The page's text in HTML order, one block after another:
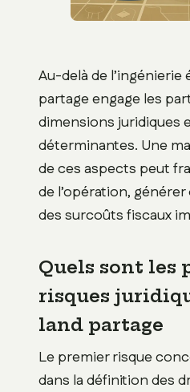
Au-delà de
partage engage les
dimensions juridiques
déterminantes. Une
de ces aspects peut
de l’opération,
des surcoûts fiscaux
Quels sont les
risques
land partage
Le premier risque
dans la définition des